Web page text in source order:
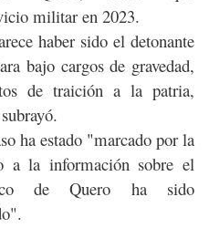
militar en 2023.
haber sido el detonante
bajo cargos de gravedad,
de traición a la patria,
ha estado "marcado por la
a la información sobre el
de Quero ha sido